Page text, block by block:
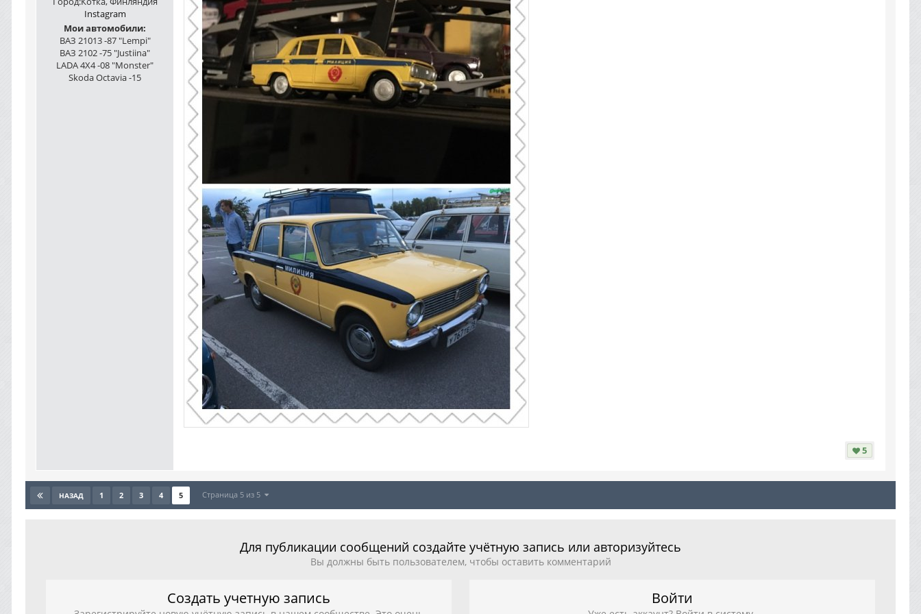
Instagram
Мои автомобили:
ВАЗ 21013 -87 "Lempi"
ВАЗ 2102 -75 "Justiina"
LADA 4X4 -08 "Monster"
Skoda Octavia -15
5
НАЗАД 1 2 3 4 5 Страница 5 из 5
Для публикации сообщений создайте учётную запись или авторизуйтесь
Вы должны быть пользователем, чтобы оставить комментарий
Создать учетную запись Войти